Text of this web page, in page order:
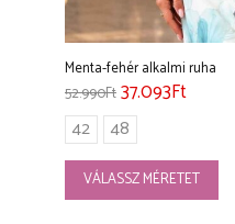
Menta-fehér alkalmi ruha
52.990Ft37.093Ft
42 48
VÁLASSZ MÉRETET